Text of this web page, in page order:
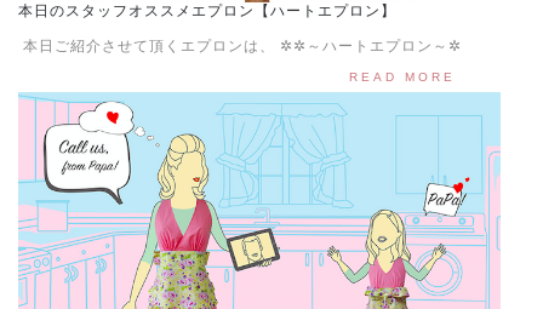
本日のスタッフオススメエプロン【ハートエプロン】
本日ご紹介させて頂くエプロンは、 ✲✲～ハートエプロン～✲
READ MORE